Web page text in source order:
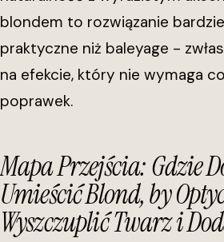
blondem to rozwiązanie
praktyczne niż baleyage -
na efekcie, który nie wymaga
poprawek.
Mapa Przejścia: Gdzie
Umieścić Blond, by
Wyszczuplić Twarz i